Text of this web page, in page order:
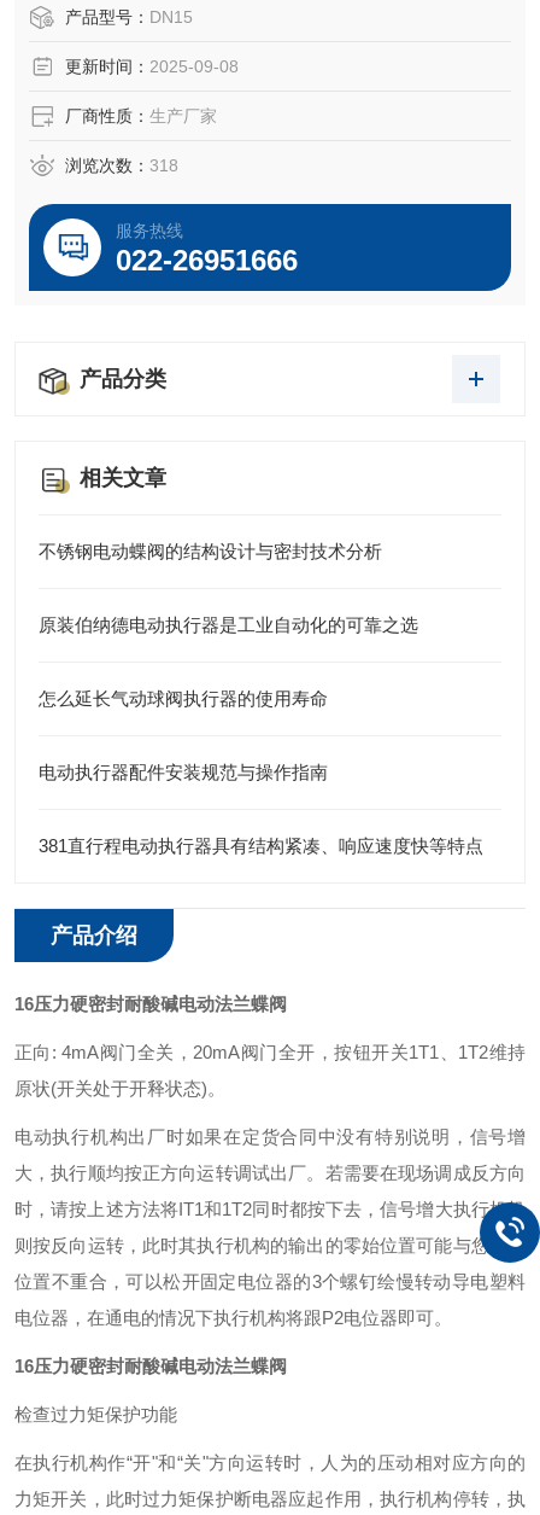
产品型号： DN15
更新时间： 2025-09-08
厂商性质： 生产厂家
浏览次数： 318
服务热线
022-26951666
产品分类
相关文章
不锈钢电动蝶阀的结构设计与密封技术分析
原装伯纳德电动执行器是工业自动化的可靠之选
怎么延长气动球阀执行器的使用寿命
电动执行器配件安装规范与操作指南
381直行程电动执行器具有结构紧凑、响应速度快等特点
产品介绍
16压力硬密封耐酸碱电动法兰蝶阀
正向: 4mA阀门全关，20mA阀门全开，按钮开关1T1、1T2维持
原状(开关处于开释状态)。
电动执行机构出厂时如果在定货合同中没有特别说明，信号增
大，执行顺均按正方向运转调试出厂。若需要在现场调成反方向
时，请按上述方法将IT1和1T2同时都按下去，信号增大执行机机
则按反向运转，此时其执行机构的输出的零始位置可能与您所需
位置不重合，可以松开固定电位器的3个螺钉绘慢转动导电塑料
电位器，在通电的情况下执行机构将跟P2电位器即可。
16压力硬密封耐酸碱电动法兰蝶阀
检查过力矩保护功能
在执行机构作“开"和“关"方向运转时，人为的压动相对应方向的
力矩开关，此时过力矩保护断电器应起作用，执行机构停转，执